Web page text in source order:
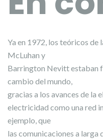
Ya en 1972, los teóricos
McLuhan y
Barrington Nevitt estaban
cambio del mundo,
gracias a los avances de la
electricidad como una red
ejemplo, que
las comunicaciones a larga